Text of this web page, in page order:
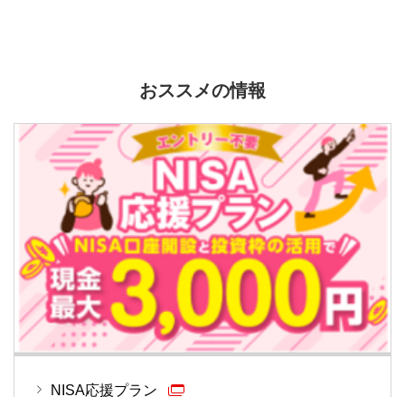
おススメの情報
NISA応援プラン